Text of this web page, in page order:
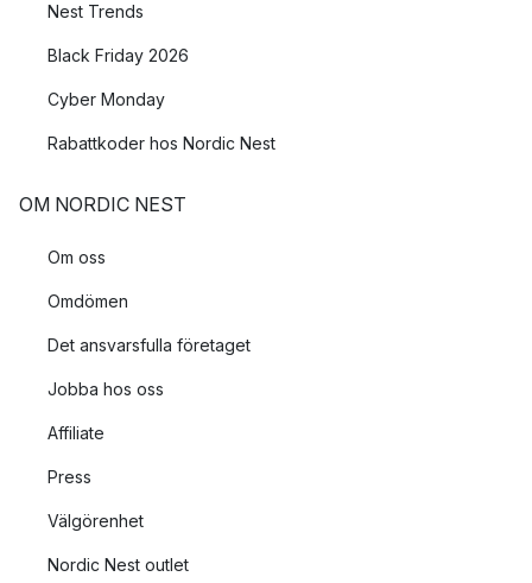
Nest Trends
Black Friday 2026
Cyber Monday
Rabattkoder hos Nordic Nest
OM NORDIC NEST
Om oss
Omdömen
Det ansvarsfulla företaget
Jobba hos oss
Affiliate
Press
Välgörenhet
Nordic Nest outlet